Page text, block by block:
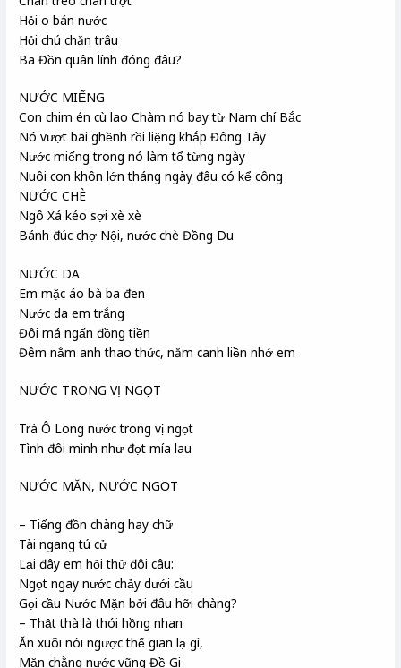
Hỏi o bán nước
Hỏi chú chăn trâu
Ba Đồn quân lính đóng đâu?
NƯỚC MIẾNG
Con chim én cù lao Chàm nó bay từ Nam chí Bắc
Nó vượt bãi ghềnh rồi liệng khắp Đông Tây
Nước miếng trong nó làm tổ từng ngày
Nuôi con khôn lớn tháng ngày đâu có kể công
NƯỚC CHÈ
Ngô Xá kéo sợi xè xè
Bánh đúc chợ Nội, nước chè Đồng Du
NƯỚC DA
Em mặc áo bà ba đen
Nước da em trắng
Đôi má ngấn đồng tiền
Đêm nằm anh thao thức, năm canh liền nhớ em
NƯỚC TRONG VỊ NGỌT
Trà Ô Long nước trong vị ngọt
Tình đôi mình như đọt mía lau
NƯỚC MĂN, NƯỚC NGỌT
– Tiếng đồn chàng hay chữ
Tài ngang tú cử
Lại đây em hỏi thử đôi câu:
Ngọt ngay nước chảy dưới cầu
Gọi cầu Nước Mặn bởi đâu hỡi chàng?
– Thật thà là thói hồng nhan
Ăn xuôi nói ngược thế gian lạ gì,
Mặn chằng nước vũng Đề Gi